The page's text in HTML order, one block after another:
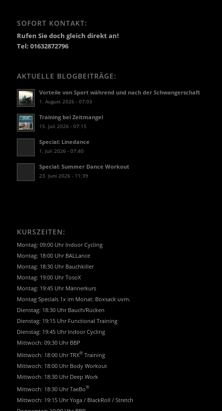
SOFORT KONTAKT:
Rufen Sie doch gleich direkt an!
Tel: 01632872796
AKTUELLE BLOGBEITRÄGE:
Vorteile von Sport während und nach der Schwangerschaft
1. August 2026 - 07:03
Training bei Zeitmangel
15. Juli 2026 - 07:15
Special: Linedance
1. Juli 2026 - 07:40
Special: Summer Dance Workout
23. Juni 2026 - 11:39
KURSZEITEN:
Montag: 09:00 Uhr Indoor Cycling
Montag: 18:00 Uhr BALLance
Montag: 18:30 Uhr Bauchkiller
Montag: 19:00 Uhr TosoX
Montag: 19:45 Uhr Männerkurs
Montag Specials 1x im Monat: Boxsack uvm.
Dienstag: 18:30 Uhr Bauch/Rücken
Dienstag: 19:15 Uhr Functional Training
Dienstag: 19:45 Uhr Indoor Cycling
Mittwoch: 09:30 Uhr BBP
Mittwoch: 18:00 Uhr TRX®Training
Mittwoch: 18:00 Uhr Body Workout
Mittwoch: 18:30 Uhr Deep Work
Mittwoch: 18:30 Uhr TaeBo®
Mittwoch: 19:15 Uhr Yoga / BlackRoll / Stretch